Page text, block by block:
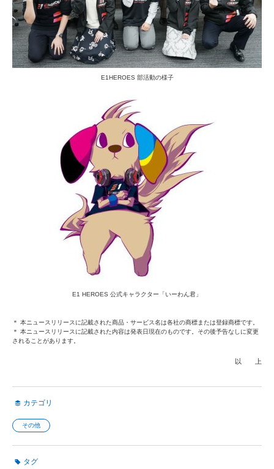
E1HEROES 部活動の様子
E1 HEROES 公式キャラクター「いーわん君」
＊ 本ニュースリリースに記載された商品・サービス名は各社の商標または登録商標です。
＊ 本ニュースリリースに記載された内容は発表日現在のものです。その後予告なしに変更
されることがあります。
以 上
カテゴリ
その他
タグ